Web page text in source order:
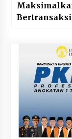
Bertransaksi